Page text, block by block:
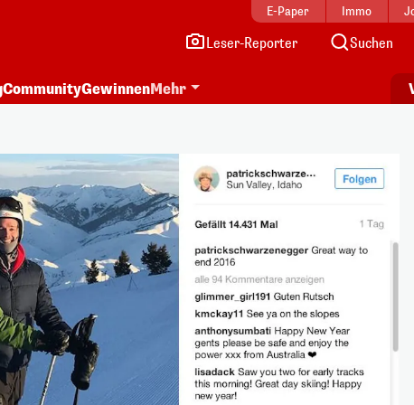
E-Paper Immo
Leser-Reporter Suchen
CommunityGewinnenMehr